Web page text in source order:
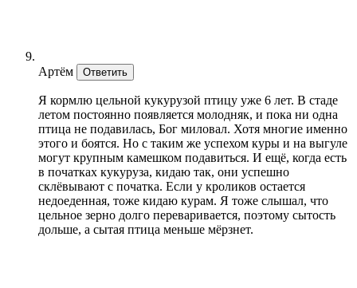
Артём Ответить
Я кормлю цельной кукурузой птицу уже 6 лет. В стаде
летом постоянно появляется молодняк, и пока ни одна
птица не подавилась, Бог миловал. Хотя многие именно
этого и боятся. Но с таким же успехом куры и на выгуле
могут крупным камешком подавиться. И ещё, когда есть
в початках кукуруза, кидаю так, они успешно
склёвывают с початка. Если у кроликов остается
недоеденная, тоже кидаю курам. Я тоже слышал, что
цельное зерно долго переваривается, поэтому сытость
дольше, а сытая птица меньше мёрзнет.